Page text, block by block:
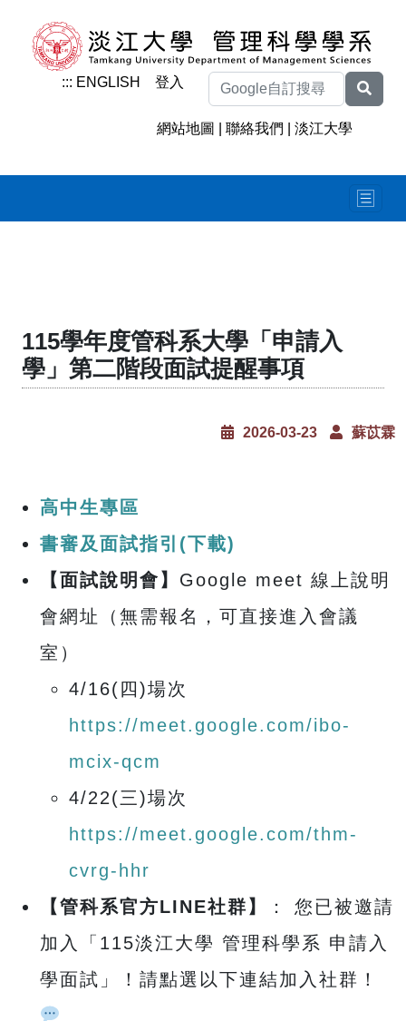
::: ENGLISH 登入
網站地圖 |聯絡我們 |淡江大學
115學年度管科系大學「申請入
學」第二階段面試提醒事項
2026-03-23 蘇苡霖
高中生專區
書審及面試指引(下載)
【面試說明會】 Google meet 線上說明
會網址（無需報名，可直接進入會議
室）
4/16(四)場次
https://meet.google.com/ibo-
mcix-qcm
4/22(三)場次
https://meet.google.com/thm-
cvrg-hhr
【管科系官方LINE社群】
： 您已被邀請
加入「115淡江大學 管理科學系 申請入
學面試」！請點選以下連結加入社群！